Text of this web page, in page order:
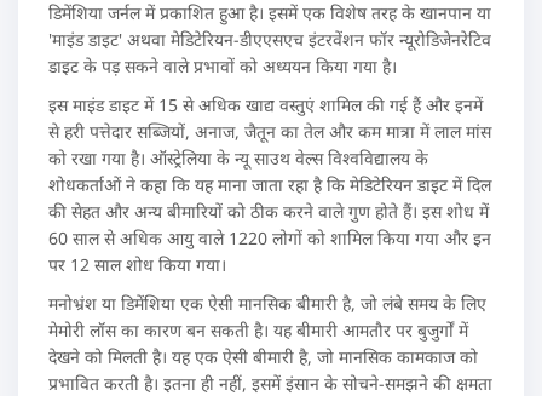
डिमेंशिया जर्नल में प्रकाशित हुआ है। इसमें एक विशेष तरह के खानपान या
'माइंड डाइट' अथवा मेडिटेरियन-डीएएसएच इंटरवेंशन फॉर न्यूरोडिजेनरेटिव
डाइट के पड़ सकने वाले प्रभावों को अध्ययन किया गया है।
इस माइंड डाइट में 15 से अधिक खाद्य वस्तुएं शामिल की गई हैं और इनमें
से हरी पत्तेदार सब्जियों, अनाज, जैतून का तेल और कम मात्रा में लाल मांस
को रखा गया है। ऑस्ट्रेलिया के न्यू साउथ वेल्स विश्वविद्यालय के
शोधकर्ताओं ने कहा कि यह माना जाता रहा है कि मेडिटेरियन डाइट में दिल
की सेहत और अन्य बीमारियों को ठीक करने वाले गुण होते हैं। इस शोध में
60 साल से अधिक आयु वाले 1220 लोगों को शामिल किया गया और इन
पर 12 साल शोध किया गया।
मनोभ्रंश या डिमेंशिया एक ऐसी मानसिक बीमारी है, जो लंबे समय के लिए
मेमोरी लॉस का कारण बन सकती है। यह बीमारी आमतौर पर बुजुर्गों में
देखने को मिलती है। यह एक ऐसी बीमारी है, जो मानसिक कामकाज को
प्रभावित करती है। इतना ही नहीं, इसमें इंसान के सोचने-समझने की क्षमता